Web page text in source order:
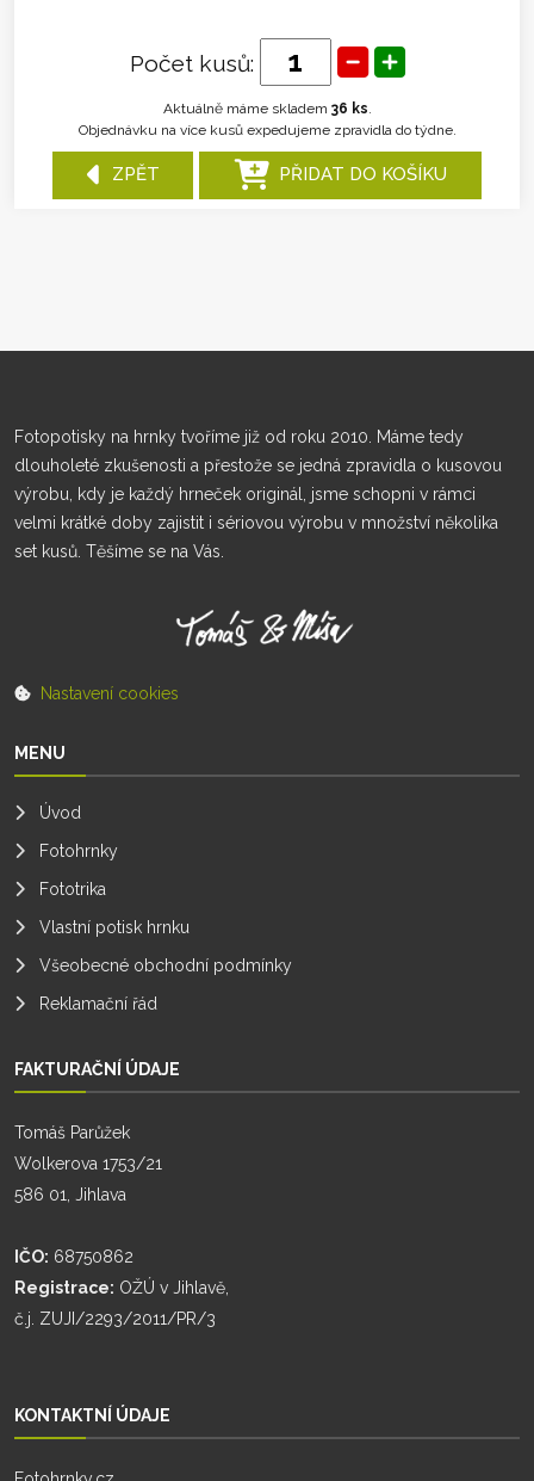
Počet kusů:
Aktuálně máme skladem 36 ks
Objednávku na více kusů expedujeme zpravidla do týdne.
ZPĚT PŘIDAT DO KOŠÍKU
Fotopotisky na hrnky tvoříme již od roku 2010. Máme tedy
dlouholeté zkušenosti a přestože se jedná zpravidla o kusovou
výrobu, kdy je každý hrneček originál, jsme schopni v rámci
velmi krátké doby zajistit i sériovou výrobu v množství několika
set kusů. Těšíme se na Vás.
Nastavení cookies
MENU
Úvod
Fotohrnky
Fototrika
Vlastní potisk hrnku
Všeobecné obchodní podmínky
Reklamační řád
FAKTURAČNÍ ÚDAJE
Tomáš Parůžek
Wolkerova 1753/21
586 01, Jihlava
IČO: 68750862
Registrace: OŽÚ v Jihlavě,
č.j. ZUJI/2293/2011/PR/3
KONTAKTNÍ ÚDAJE